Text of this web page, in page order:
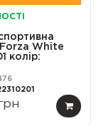
White
колiр: